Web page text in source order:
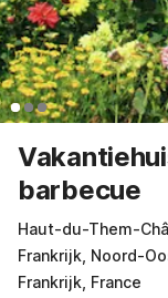
barbecue
Haut-du-Them-
Frankrijk, Noord-
Frankrijk, France